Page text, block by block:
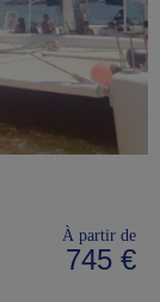
À partir de
745 €